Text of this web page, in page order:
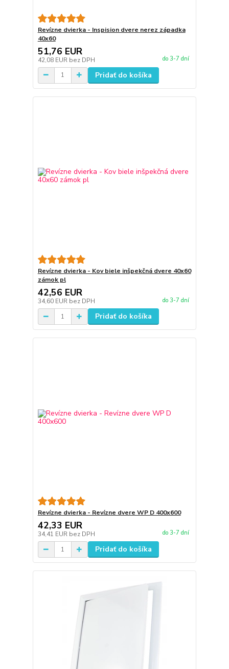
Revízne dvierka - Inspision dvere nerez západka
40x60
51,76 EUR
42,08 EUR bez DPH do 3-7 dní
Pridať do košíka
Revízne dvierka - Kov biele inšpekčná dvere 40x60
zámok pl
42,56 EUR
34,60 EUR bez DPH do 3-7 dní
Pridať do košíka
Revízne dvierka - Revízne dvere WP D 400x600
42,33 EUR
34,41 EUR bez DPH do 3-7 dní
Pridať do košíka